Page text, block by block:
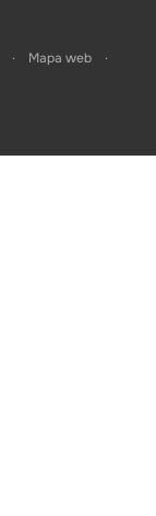
Mapa web